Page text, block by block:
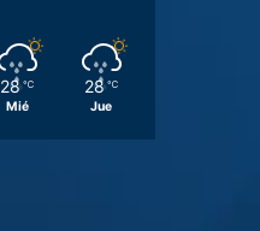
28 ℃
Mié
28 ℃
Jue